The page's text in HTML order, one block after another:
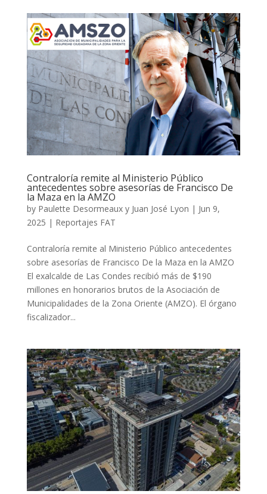
Contraloría remite al Ministerio Público
antecedentes sobre asesorías de Francisco De
la Maza en la AMZO
by Paulette Desormeaux y Juan José Lyon | Jun 9,
2025 | Reportajes FAT
Contraloría remite al Ministerio Público antecedentes
sobre asesorías de Francisco De la Maza en la AMZO
El exalcalde de Las Condes recibió más de $190
millones en honorarios brutos de la Asociación de
Municipalidades de la Zona Oriente (AMZO). El órgano
fiscalizador...